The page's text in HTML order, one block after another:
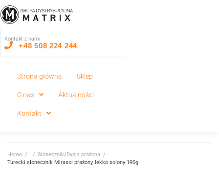
Strona główna Sklep
O nas Aktualności
Kontakt
Kontakt z nami
+48 508 224 244
Home / / Słonecznik/Dynia prażona /
Turecki słonecznik Mirasol prażony, lekko solony 190g